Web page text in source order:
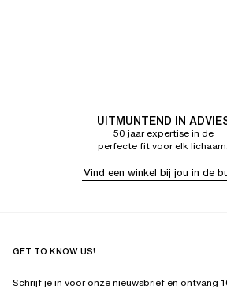
UITMUNTEND IN
50 jaar expertise in de
perfecte fit voor elk lichaam.
Vind een winkel bij jou in de
GET TO KNOW US!
Schrijf je in voor onze nieuwsbrief en ontvang